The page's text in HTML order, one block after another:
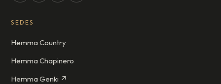
SEDES
Hemma Country
Hemma Chapinero
Hemma Genki ↗